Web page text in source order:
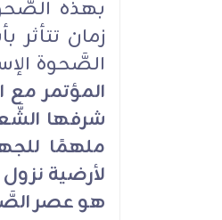
بهذه
زمان
الصَّحوة
المؤتمر مع
شرفها
ملهمًا
لأرضية
هو عصر